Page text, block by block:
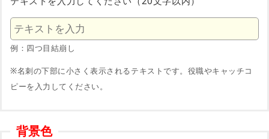
例：四つ目結崩し
※名刺の下部に小さく表示されるテキストです。役職やキャッチコ
ピーを入力してください。
背景色